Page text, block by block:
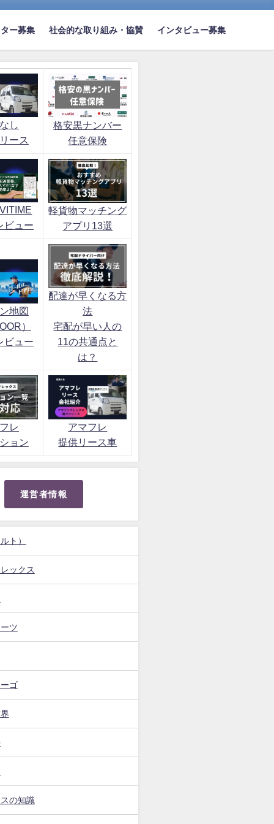
ー募集 社会的な取り組み・協賛 インタビュー募集
し
ース
格安黒ナンバー
任意保険
ビュー
軽貨物マッチング
アプリ13選
地図
）
ビュー
配達が早くなる方
法
宅配が早い人の
11の共通点と
は？
レ
ョン
アマフレ
提供リース車
運営者情報
ト）
ックス
ツ
ゴ
の知識